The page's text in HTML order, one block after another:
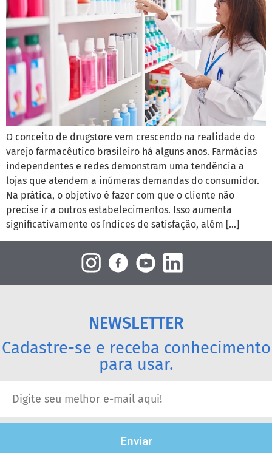
O conceito de drugstore vem crescendo na realidade do
varejo farmacêutico brasileiro há alguns anos. Farmácias
independentes e redes demonstram uma tendência a
lojas que atendem a inúmeras demandas do consumidor.
Na prática, o objetivo é fazer com que o cliente não
precise ir a outros estabelecimentos. Isso aumenta
significativamente os índices de satisfação, além […]
NEWSLETTER
Cadastre-se e receba conhecimento
para usar.
Enviar